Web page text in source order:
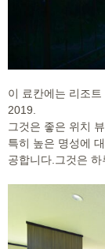
이 료칸에는 리조
2019.
그것은 좋은 위치
특히 높은 명성에
공합니다.그것은 하